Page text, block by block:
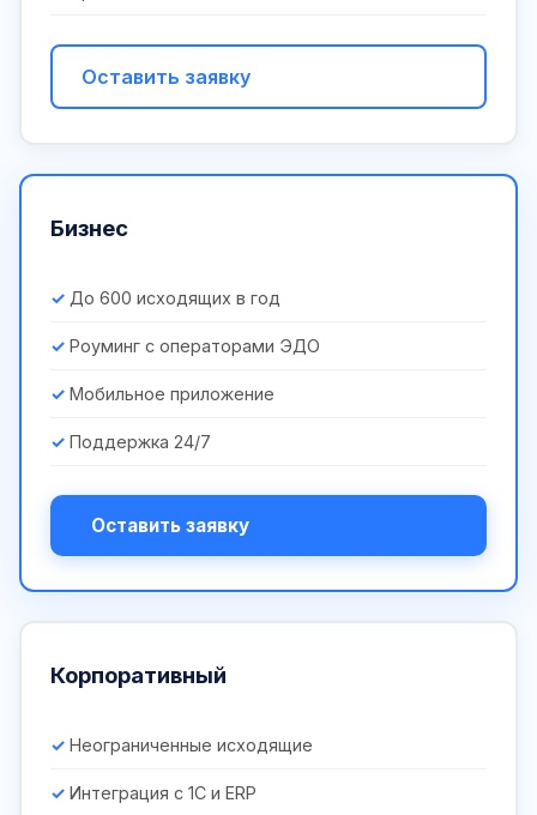
Оставить заявку
Бизнес
До 600 исходящих в год
Роуминг с операторами ЭДО
Мобильное приложение
Поддержка 24/7
Оставить заявку
Корпоративный
Неограниченные исходящие
Интеграция с 1С и ERP